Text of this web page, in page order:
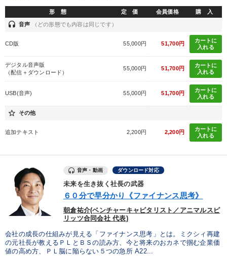
2026年春季全国経営者セミナー収録講演ＣＤ・講演ＤＶＤ・デジ
タル版（音声／動画ストリーミング・ダウンロード）
目的別
財務・数字力の向上 社員研修を行いたい
経営を改善したい
キーワード
入門篇 ランチェスター戦略 デジタルマーケティング
営業 松下幸之助
※「更新」を押すと「カテゴリー」「目的別」「キーワード」を更新いただけます。
形 態 定 価 会員価格 購 入
headset 音声 （どの形態でも内容は同じです）
CD版 55,000円 51,700円
カートに
入れる
デジタル音声版
（配信＋ダウンロード）
55,000円 51,700円
カートに
入れる
USB(音声) 55,000円 51,700円
カートに
入れる
star_border その他
追加テキスト 2,200円 2,200円
カートに
入れる
音声・動画 ダウンロード対応
未来を生き抜く社長の武器
６０分で早分かり《ファイナンス思考》
朝倉祐介(ベンチャーキャピタリスト／アニマルスピ
リッツ合同会社 代表)
会社の成長の仕組みが見える「ファイナンス思考」とは。ミクシィ再建
の元社長が教えるＰＬとＢＳの読み方、今と将来のおカネで掴む企業価
値の高め方、ＰＬ脳に陥らない５つの急所 A22...